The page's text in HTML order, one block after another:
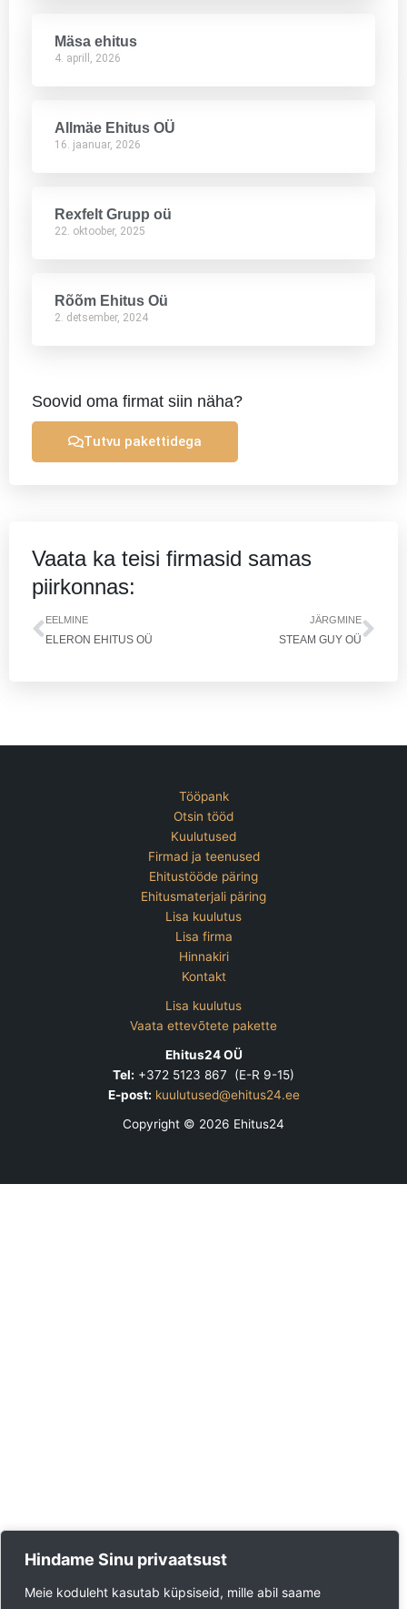
Hindame Sinu privaatsust
Meie koduleht kasutab küpsiseid, mille abil saame
Mäsa ehitus
4. aprill, 2026
Allmäe Ehitus OÜ
16. jaanuar, 2026
Rexfelt Grupp oü
22. oktoober, 2025
Rõõm Ehitus Oü
2. detsember, 2024
Soovid oma firmat siin näha?
Tutvu pakettidega
Vaata ka teisi firmasid samas
piirkonnas:
Prev
EELMINE
ELERON EHITUS OÜ
JÄRGMINE
STEAM GUY OÜ
Tööpank
Otsin tööd
Kuulutused
Firmad ja teenused
Ehitustööde päring
Ehitusmaterjali päring
Lisa kuulutus
Lisa firma
Hinnakiri
Kontakt
Lisa kuulutus
Vaata ettevõtete pakette
Ehitus24 OÜ
Tel: +372 5123 867 (E-R 9-15)
E-post: kuulutused@ehitus24.ee
Copyright © 2026 Ehitus24